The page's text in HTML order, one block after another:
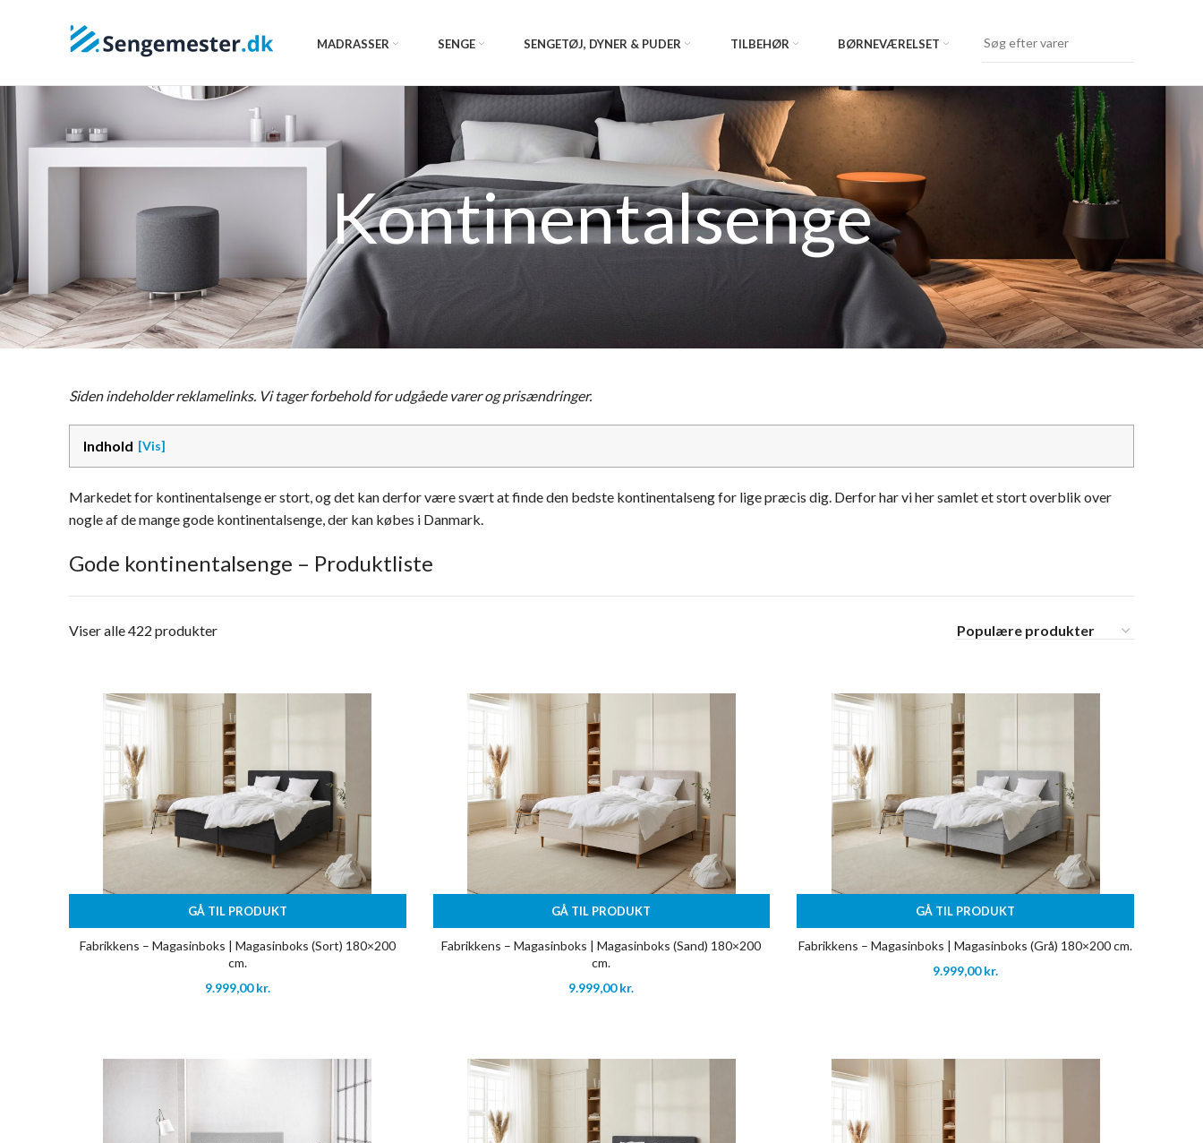
MADRASSER SENGE SENGETØJ, DYNER & PUDER TILBEHØR BØRNEVÆRELSET
Kontinentalsenge
Siden indeholder reklamelinks. Vi tager forbehold for udgåede varer og prisændringer.
Indhold
Markedet for kontinentalsenge er stort, og det kan derfor være svært at finde den bedste kontinentalseng for lige præcis dig. Derfor har vi her samlet et stort overblik over
nogle af de mange gode kontinentalsenge, der kan købes i Danmark.
Gode kontinentalsenge – Produktliste
Viser alle 422 produkter
GÅ TIL PRODUKT
Fabrikkens – Magasinboks | Magasinboks (Sort) 180×200
cm.
9.999,00kr.
GÅ TIL PRODUKT
Fabrikkens – Magasinboks | Magasinboks (Sand) 180×200
cm.
9.999,00kr.
GÅ TIL PRODUKT
Fabrikkens – Magasinboks | Magasinboks (Grå) 180×200 cm.
9.999,00kr.